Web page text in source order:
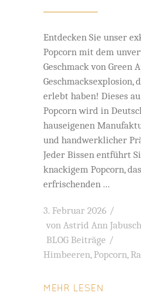
Entdecken Sie unser
Popcorn mit dem
Geschmack von Green
Geschmacksexplosion,
erlebt haben! Dieses
Popcorn wird in
hauseigenen
und handwerklicher
Jeder Bissen entführt
knackigem Popcorn,
erfrischenden
3. Februar 2026
von Astrid Ann Jabusch
BLOG Beiträge
Himbeeren,Popcorn,
MEHR LESEN